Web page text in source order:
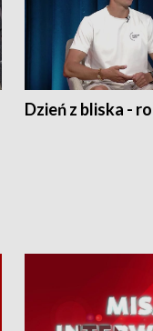
Dzień z bliska -